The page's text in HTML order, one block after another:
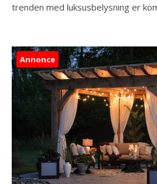
trenden med luksusbelysning er
Annonce